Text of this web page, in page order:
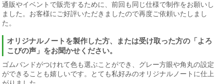
通販やイベントで販売するために、前回も同じ仕様で制作をお願いし
ました。お客様にご好評いただきましたので再度ご依頼いたしまし
た。
オリジナルノートを製作した方、または受け取った方の「よろ
こびの声」をお聞かせください。
ゴムバンドがつけれて色も選ぶことができ、グレー方眼や角丸の設定
ができることも嬉しいです。とても私好みのオリジナルノートに仕上